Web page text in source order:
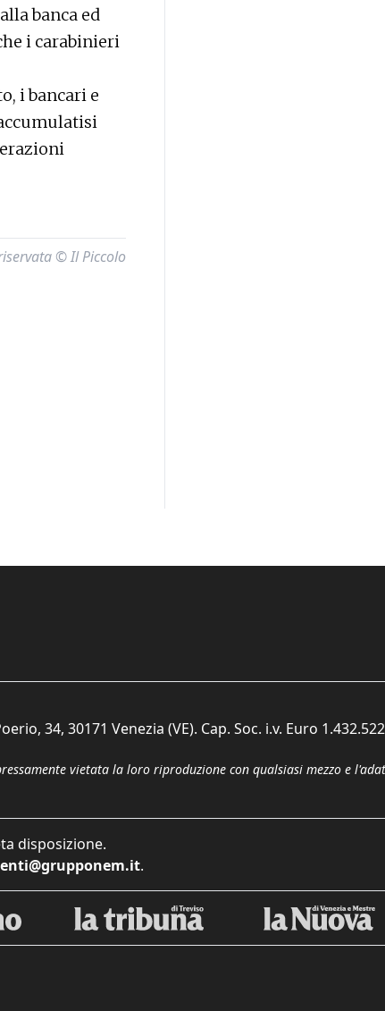
banca ed
i carabinieri
i bancari e
© Il Piccolo
34, 30171 Venezia (VE). Cap. Soc. i.v. Euro
vietata la loro riproduzione con qualsiasi mezzo e
disposizione.
.